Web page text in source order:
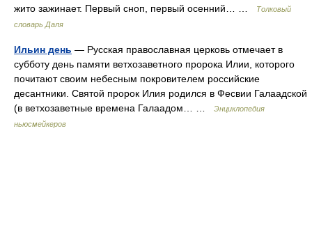
жито зажинает. Первый сноп, первый осенний… …
Толковый
словарь Даля
Ильин день — Русская православная церковь отмечает в
субботу день памяти ветхозаветного пророка Илии, которого
почитают своим небесным покровителем российские
десантники. Святой пророк Илия родился в Фесвии Галаадской
(в ветхозаветные времена Галаадом… …
Энциклопедия
ньюсмейкеров